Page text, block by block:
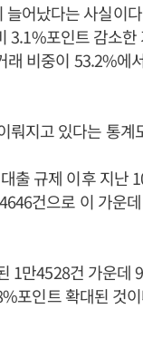
어났다는 사실이
3.1%포인트 감소
비중이 53.2%에
뤄지고 있다는 통계
출 규제 이후 지난
건으로 이 가운
1만4528건 가운데
포인트 확대된 것